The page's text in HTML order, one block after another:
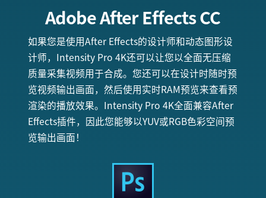
AdobeAfter Effects CC
如果您是使用After Effects的设计师和动态图形设
计师，Intensity Pro 4K还可以让您以全面无压缩
质量采集视频用于合成。您还可以在设计时随时预
览视频输出画面，然后使用实时RAM预览来查看预
渲染的播放效果。Intensity Pro 4K全面兼容After
Effects插件，因此您能够以YUV或RGB色彩空间预
览输出画面！